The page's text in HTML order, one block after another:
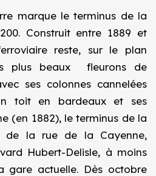
marque le terminus de la
Construit entre 1889 et
reste, sur le plan
plus beaux fleurons de
ses colonnes cannelées
toit en bardeaux et ses
(en 1882), le terminus de la
de la rue de la Cayenne,
Hubert-Delisle, à moins
gare actuelle. Dès octobre